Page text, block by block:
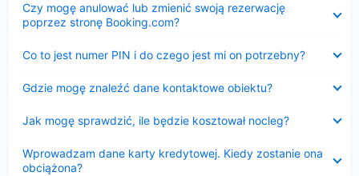
Czy mogę anulować lub zmienić swoją rezerwację
poprzez stronę Booking.com?
Co to jest numer PIN i do czego jest mi on potrzebny?
Gdzie mogę znaleźć dane kontaktowe obiektu?
Jak mogę sprawdzić, ile będzie kosztował nocleg?
Wprowadzam dane karty kredytowej. Kiedy zostanie ona
obciążona?